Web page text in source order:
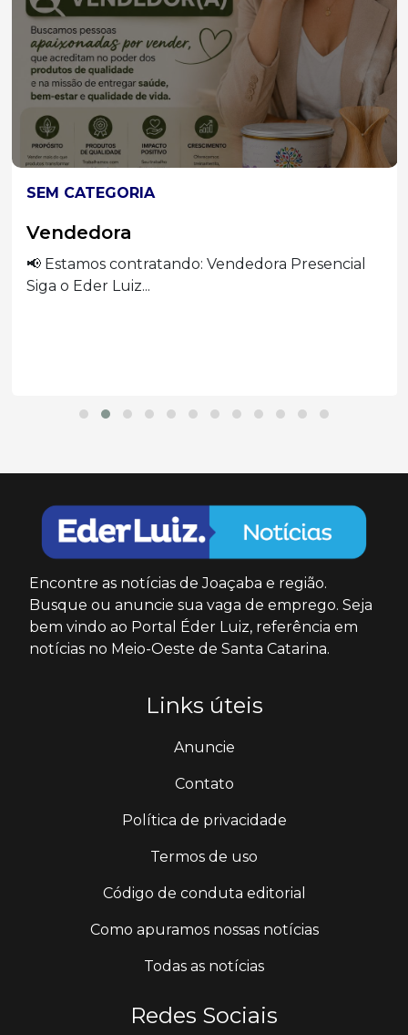
SEM CATEGORIA
Vendedora
📢 Estamos contratando: Vendedora Presencial
Siga o Eder Luiz...
Encontre as notícias de Joaçaba e região.
Busque ou anuncie sua vaga de emprego. Seja
bem vindo ao Portal Éder Luiz, referência em
notícias no Meio-Oeste de Santa Catarina.
Links úteis
Anuncie
Contato
Política de privacidade
Termos de uso
Código de conduta editorial
Como apuramos nossas notícias
Todas as notícias
Redes Sociais